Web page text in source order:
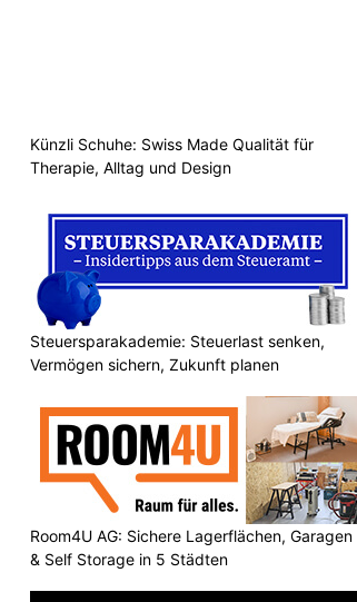
Künzli Schuhe: Swiss Made Qualität für
Therapie, Alltag und Design
Steuersparakademie: Steuerlast senken,
Vermögen sichern, Zukunft planen
Room4U AG: Sichere Lagerflächen, Garagen
& Self Storage in 5 Städten